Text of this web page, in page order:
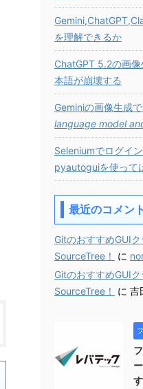
を理解できるか
ChatGPT 5.2の画
本語が崩壊する
Geminiの画像生成
language model
Seleniumでログイ
pyautoguiを使って
最近のコメント
GitのおすすめGUI
SourceTree！
に
GitのおすすめGUI
SourceTree！
に 吉